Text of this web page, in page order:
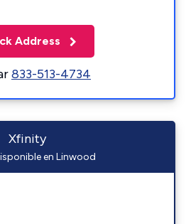
Address
833-513-4734
Xfinity
en Linwood